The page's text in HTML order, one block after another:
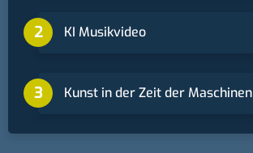
KI Musikvideo
Kunst in der Zeit der Maschinen